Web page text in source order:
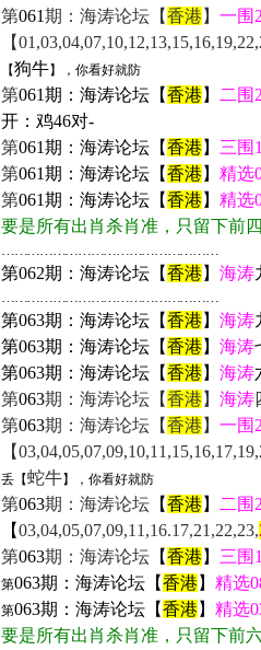
第061期：海涛论坛【香港 】 一围
【
【狗牛】，你看好就防
第061期：海涛论坛【香港 】
二围
开： 鸡46对-
第061期：海涛论坛【香港 】 三围
第061期：海涛论坛【香港 】 精选
第061期：海涛论坛【香港 】 精选
要是所有出肖杀肖准，只留下前
……………………………………………
第062期：海涛论坛【香港 】 海涛
……………………………………………
第063期：海涛论坛【香港 】 海涛
第063期：海涛论坛【香港 】 海涛
第063期：海涛论坛【香港 】 海涛
第063期：海涛论坛【香港 】 海涛
第063期：海涛论坛【香港 】 一围
【
丢【蛇牛】，你看好就防
第063期：海涛论坛 【香港 】
二围
【03,04,05,07,09,11,16.17,21,22,23,
第063期：海涛论坛 【香港 】 三围
第063期：海涛论坛【香港 】 精选
第063期：海涛论坛【香港 】 精选
要是所有出肖杀肖准，只留下前